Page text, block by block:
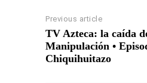
Previous article
TV Azteca: la caída
Manipulación •
Chiquihuitazo